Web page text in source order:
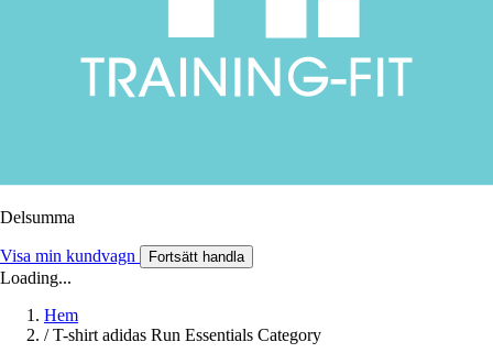
Delsumma
Visa min kundvagn Fortsätt handla
Loading...
Hem
/ T-shirt adidas Run Essentials Category